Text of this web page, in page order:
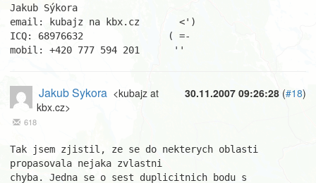
Jakub Sýkora
email: kubajz na kbx.cz       <')
ICQ: 68976632               ( =-
mobil: +420 777 594 201      ''
30.11.2007 09:26:28 (#18)
Jakub Sykora <kubajz at
kbx.cz>
618
Tak jsem zjistil, ze se do nekterych oblasti
propasovala nejaka zvlastni
chyba. Jedna se o sest duplicitnich bodu s